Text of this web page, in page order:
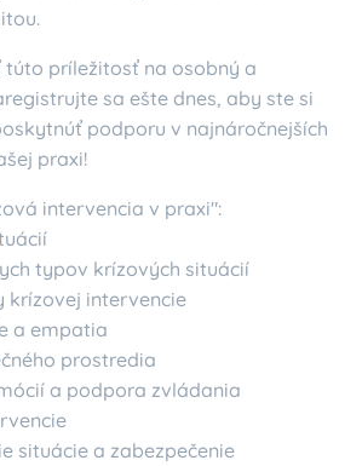
túto príležitosť na osobný a
sa ešte dnes, aby ste si
podporu v najnáročnejších
praxi!
intervencia v praxi":
typov krízových situácií
krízovej intervencie
a empatia
prostredia
a podpora zvládania
situácie a zabezpečenie